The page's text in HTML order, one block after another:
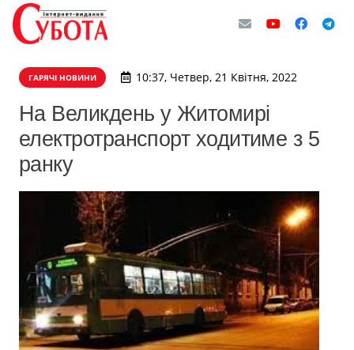
ГАРЯЧІ НОВИНИ 10:37, Четвер, 21 Квітня, 2022
На Великдень у Житомирі
електротранспорт ходитиме з 5
ранку